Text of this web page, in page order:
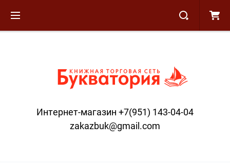
Интернет-магазин +7(951) 143-04-04
zakazbuk@gmail.com